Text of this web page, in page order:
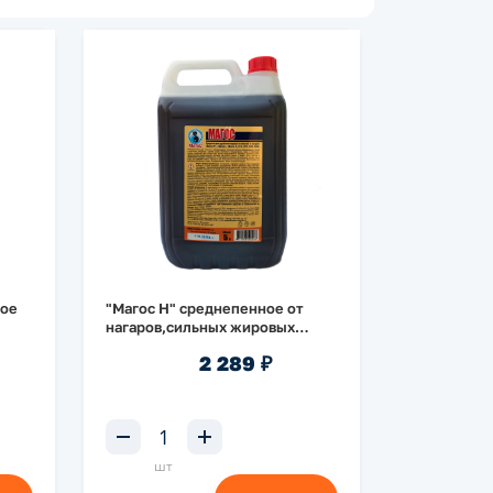
"Магос Н" среднепенное от
нагаров,сильных жировых
2 289 ₽
шт